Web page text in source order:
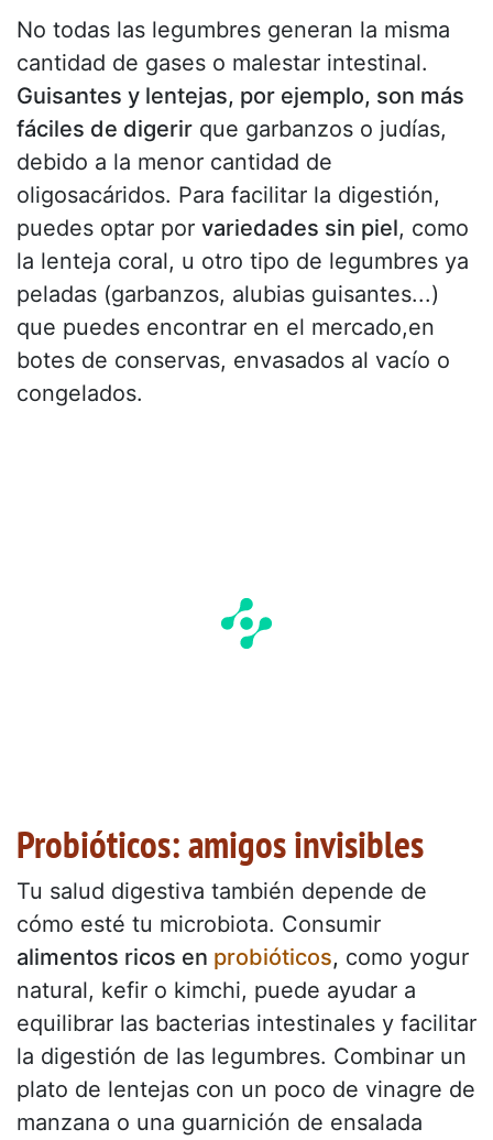
No todas las legumbres generan la misma
cantidad de gases o malestar intestinal.
Guisantes y lentejas, por ejemplo, son más
fáciles de digerir que garbanzos o judías,
debido a la menor cantidad de
oligosacáridos. Para facilitar la digestión,
puedes optar por variedades sin piel, como
la lenteja coral, u otro tipo de legumbres ya
peladas (garbanzos, alubias guisantes...)
que puedes encontrar en el mercado,en
botes de conservas, envasados al vacío o
congelados.
Probióticos: amigos invisibles
Tu salud digestiva también depende de
cómo esté tu microbiota. Consumir
alimentos ricos en probióticos, como yogur
natural, kefir o kimchi, puede ayudar a
equilibrar las bacterias intestinales y facilitar
la digestión de las legumbres. Combinar un
plato de lentejas con un poco de vinagre de
manzana o una guarnición de ensalada